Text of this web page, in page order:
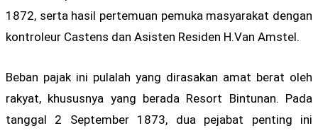
1872, serta hasil pertemuan pemuka masyarakat dengan
kontroleur Castens dan Asisten Residen H.Van Amstel.
Beban pajak ini pulalah yang dirasakan amat berat oleh
rakyat, khususnya yang berada Resort Bintunan. Pada
tanggal 2 September 1873, dua pejabat penting ini